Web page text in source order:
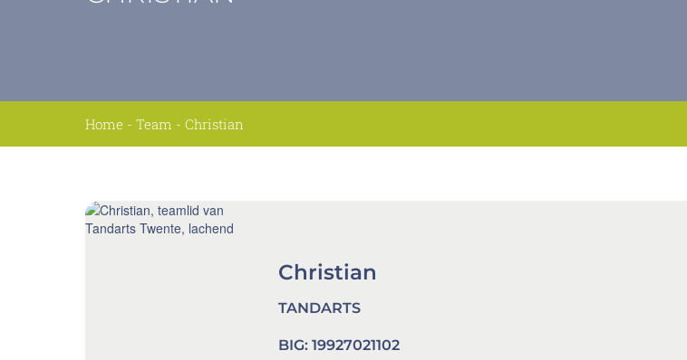
Home -Team -Christian
Christian
TANDARTS
BIG:19927021102